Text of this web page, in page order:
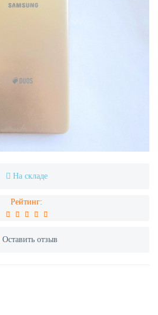
На складе
Рейтинг:
Оставить отзыв